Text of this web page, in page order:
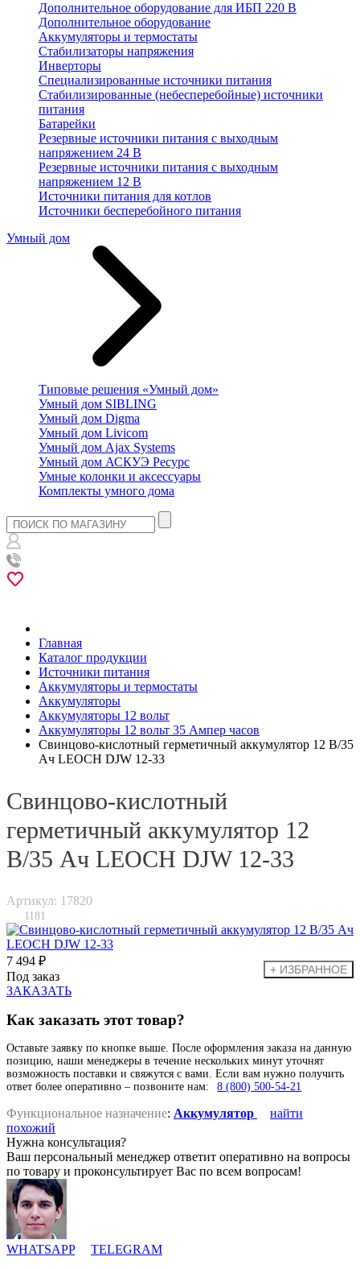
Дополнительное оборудование для ИБП 220 В
Дополнительное оборудование
Аккумуляторы и термостаты
Стабилизаторы напряжения
Инверторы
Специализированные источники питания
Стабилизированные (небесперебойные) источники
питания
Батарейки
Резервные источники питания с выходным
напряжением 24 В
Резервные источники питания с выходным
напряжением 12 В
Источники питания для котлов
Источники бесперебойного питания
Умный дом
Типовые решения «Умный дом»
Умный дом SIBLING
Умный дом Digma
Умный дом Livicom
Умный дом Ajax Systems
Умный дом АСКУЭ Ресурс
Умные колонки и аксессуары
Комплекты умного дома
Главная
Каталог продукции
Источники питания
Аккумуляторы и термостаты
Аккумуляторы
Аккумуляторы 12 вольт
Аккумуляторы 12 вольт 35 Ампер часов
Свинцово-кислотный герметичный аккумулятор 12 В/35
Ач LEOCH DJW 12-33
Свинцово-кислотный
герметичный аккумулятор 12
В/35 Ач LEOCH DJW 12-33
Артикул: 17820
1181
7 494 ₽
Под заказ
ЗАКАЗАТЬ
Как заказать этот товар?
Оставьте заявку по кнопке выше. После оформления заказа на данную
позицию, наши менеджеры в течение нескольких минут уточнят
возможность поставки и свяжутся с вами. Если вам нужно получить
ответ более оперативно – позвоните нам:
8 (800) 500-54-21
Функциональное назначение: Аккумулятор
найти
похожий
Нужна консультация?
Ваш персональный менеджер ответит оперативно на вопросы
по товару и проконсультирует Вас по всем вопросам!
WHATSAPP TELEGRAM